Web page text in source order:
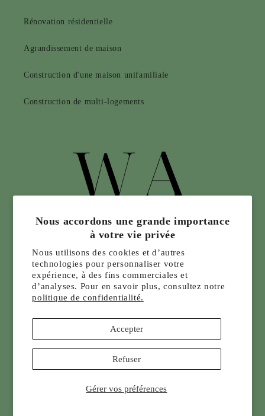
Nous accordons une grande importance
à votre vie privée
Nous utilisons des cookies et d’autres
technologies pour personnaliser votre
expérience, à des fins commerciales et
d’analyses. Pour en savoir plus, consultez notre
politique de confidentialité.
Gérer vos préférences
Accepter
Refuser
Rénovation résidentielle
Agrandissement de maison
Construction d'une maison unifamiliale
Construction de multi-logements
Infolettre, promotion, événement